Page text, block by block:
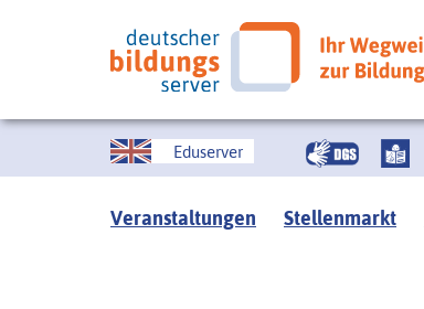
Eduserver
Veranstaltungen Stellenmarkt